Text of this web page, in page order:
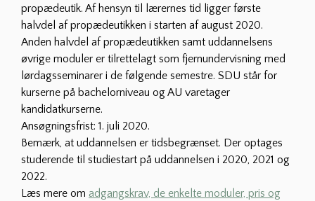
propædeutik. Af hensyn til lærernes tid ligger første
halvdel af propædeutikken i starten af august 2020.
Anden halvdel af propædeutikken samt uddannelsens
øvrige moduler er tilrettelagt som fjernundervisning med
lørdagsseminarer i de følgende semestre. SDU står for
kurserne på bachelorniveau og AU varetager
kandidatkurserne.
Ansøgningsfrist: 1. juli 2020.
Bemærk, at uddannelsen er tidsbegrænset. Der optages
studerende til studiestart på uddannelsen i 2020, 2021 og
2022.
Læs mere om adgangskrav, de enkelte moduler, pris og